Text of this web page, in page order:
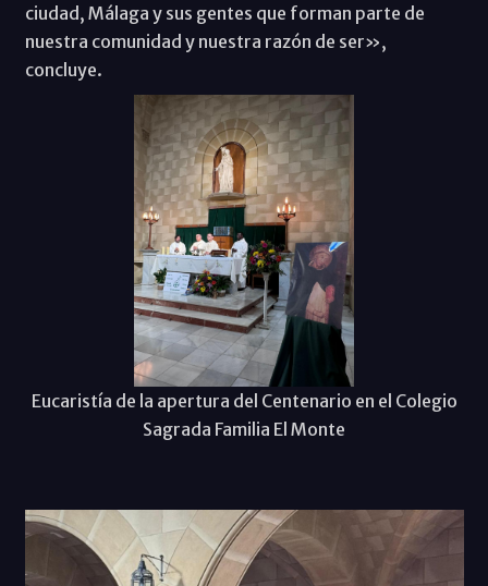
ciudad, Málaga y sus gentes que forman parte de
nuestra comunidad y nuestra razón de ser»,
concluye.
Eucaristía de la apertura del Centenario en el Colegio
Sagrada Familia El Monte